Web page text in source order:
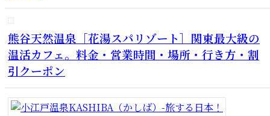
熊谷天然温泉［花湯スパリゾート］関東最大級の
温活カフェ。料金・営業時間・場所・行き方・割
引クーポン